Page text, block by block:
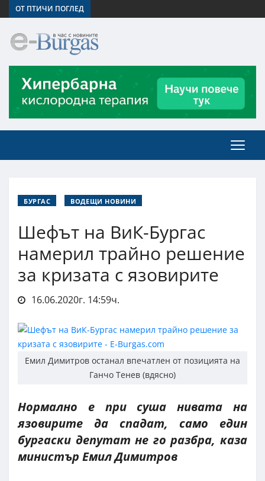
ОТ ПТИЧИ ПОГЛЕД
БУРГАС ВОДЕЩИ НОВИНИ
Шефът на ВиК-Бургас
намерил трайно решение
за кризата с язовирите
16.06.2020г. 14:59ч.
Емил Димитров останал впечатлен от позицията на
Ганчо Тенев (вдясно)
Нормално е при суша нивата на
язовирите да спадат, само един
бургаски депутат не го разбра, каза
министър Емил Димитров